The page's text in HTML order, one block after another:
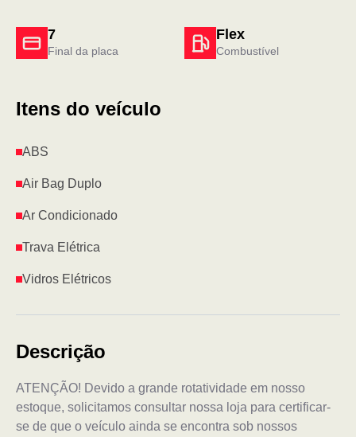
7
Final da placa
Flex
Combustível
Itens do veículo
ABS
Air Bag Duplo
Ar Condicionado
Trava Elétrica
Vidros Elétricos
Descrição
ATENÇÃO! Devido a grande rotatividade em nosso
estoque, solicitamos consultar nossa loja para certificar-
se de que o veículo ainda se encontra sob nossos